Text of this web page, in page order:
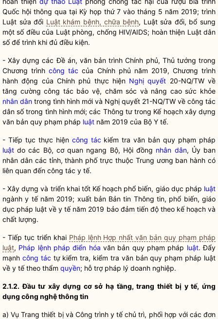
Quốc hộithông qua tại Kỳ họp thứ 7 vào tháng 5 năm 2019; trình
Luật sửa đổi Luật khám bệnh, chữa bệnh, Luật sửa đổi, bổ sung
một số điều của Luật phòng, chống HIV/AIDS; hoàn thiện Luật dân
số để trình khi đủ điều kiện.
- Xây dựng các Đề án, văn bản trình Chính phủ, Thủ tướng trong
Chương trìnhcông tác của Chính phủ năm 2019, Chương trình
hành động của Chính phủ thực hiện Nghị quyết 20-NQ/TW về
tăng cườngcông tác bảo vệ, chăm sóc và nâng cao sức khỏe
nhân dân trong tình hình mới và Nghị quyết 21-NQ/TW về công tác
dân số trong tình hình mới; các Thông tư trong Kế hoạch xây dựng
văn bản quy phạm pháp luật năm 2019 của Bộ Y tế.
- Tiếp tục thực hiện công tác kiểm tra văn bản quy phạm pháp
luật do các Bộ, cơ quan ngang Bộ, Hội đồng nhân dân, Ủy ban
nhân dâncác tỉnh, thành phố trực thuộc Trung ương ban hành có
liên quan đến công tác y tế.
- Xây dựng và triển khai tốt Kế hoạch phổ biến, giáo dục pháp luật
ngành y tế năm 2019; xuất bản Bản tin Thông tin, phổ biến, giáo
dục pháp luật về y tế năm 2019 bảo đảm tiến độ theo kế hoạch và
chất lượng.
- Tiếp tục triển khai Pháp lệnh Hợp nhất văn bản quy phạm pháp
luật, Pháp lệnh pháp điển hóa văn bản quy phạm pháp luật. Đẩy
mạnh công tác tự kiểm tra, kiểm tra văn bản quy phạm pháp luật
về y tế theo thẩm quyền; hỗ trợ pháp lý doanh nghiệp.
2.1.2. Đầu tư xây dựng cơsởhạ tầng, trang thiết bị y tế, ứng
dụng công nghệ thông tin
a) Vụ Trang thiết bị và Công trình y tế chủ trì, phối hợp với các đơn